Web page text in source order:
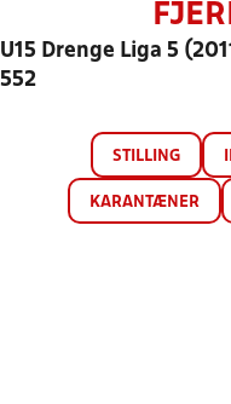
U15 Drenge Liga 5
552
STILLING
KARANTÆNER